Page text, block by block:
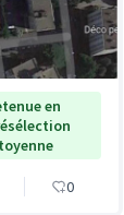
en
0